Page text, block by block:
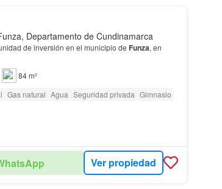
Departamento de Cundinamarca
de inversión en el municipio de Funza, en
84 m²
Gas natural Agua Seguridad privada Gimnasio
Ver propiedad